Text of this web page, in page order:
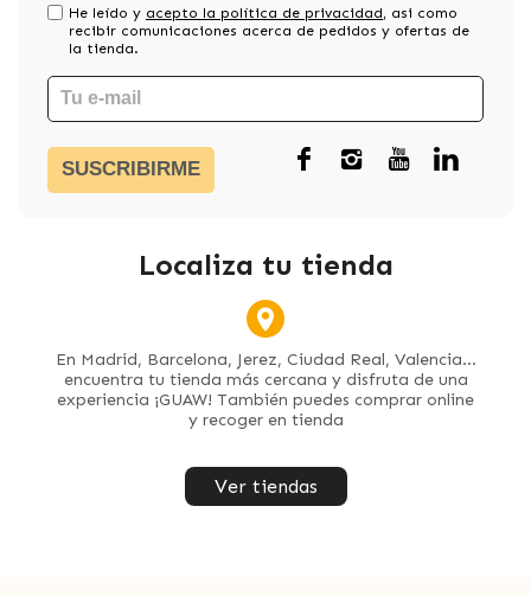
He leído y acepto la política de privacidad, asi como
recibir comunicaciones acerca de pedidos y ofertas de
la tienda.
SUSCRIBIRME
Localiza tu tienda
En Madrid, Barcelona, Jerez, Ciudad Real, Valencia...
encuentra tu tienda más cercana y disfruta de una
experiencia ¡GUAW! También puedes comprar online
y recoger en tienda
Ver tiendas